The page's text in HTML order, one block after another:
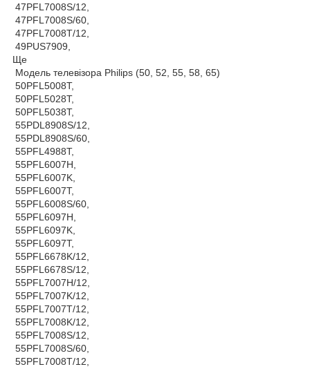
47PFL7008S/12,
47PFL7008S/60,
47PFL7008T/12,
49PUS7909,
Ще
Модель телевізора Philips (50, 52, 55, 58, 65)
50PFL5008T,
50PFL5028T,
50PFL5038T,
55PDL8908S/12,
55PDL8908S/60,
55PFL4988T,
55PFL6007H,
55PFL6007K,
55PFL6007T,
55PFL6008S/60,
55PFL6097H,
55PFL6097K,
55PFL6097T,
55PFL6678K/12,
55PFL6678S/12,
55PFL7007H/12,
55PFL7007K/12,
55PFL7007T/12,
55PFL7008K/12,
55PFL7008S/12,
55PFL7008S/60,
55PFL7008T/12,